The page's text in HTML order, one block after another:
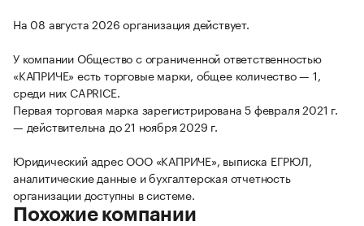
На 08 августа 2026 организация действует.
У компании Общество с ограниченной ответственностью
«КАПРИЧЕ» есть торговые марки, общее количество — 1,
среди них CAPRICE.
Первая торговая марка зарегистрирована 5 февраля 2021 г.
— действительна до 21 ноября 2029 г.
Юридический адрес ООО «КАПРИЧЕ», выписка ЕГРЮЛ,
аналитические данные и бухгалтерская отчетность
организации доступны в системе.
Похожие компании